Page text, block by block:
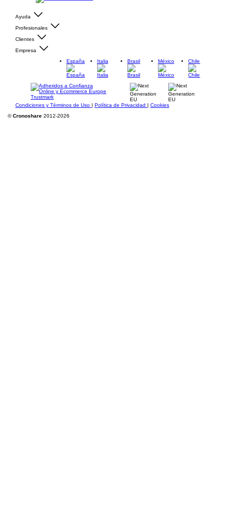
Ayuda
Profesionales
Clientes
Empresa
España
Italia Brasil México Chile
Condiciones y Términos de Uso | Política de Privacidad | Cookies
©Cronoshare 2012-2026